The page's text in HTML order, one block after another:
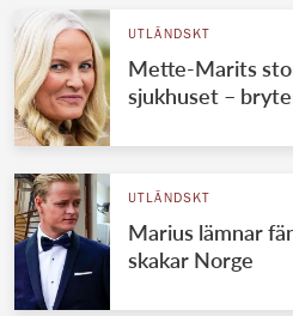
UTLÄNDSKT
Mette-Marits
sjukhuset –
UTLÄNDSKT
Marius lämnar
skakar Norge